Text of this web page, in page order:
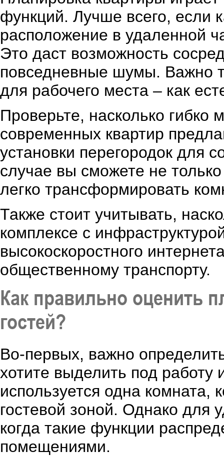
функций. Лучше всего, если
расположение в удаленной
Это даст возможность
повседневные шумы. Важно
для рабочего места – как
Проверьте, насколько
современных квартир
установки перегородок для
случае вы сможете не
легко трансформировать
Также стоит учитывать,
комплексе с
высокоскоростного
общественному транспорту.
Как правильно оценить
гостей?
Во-первых, важно
хотите выделить под работу
используется одна комната,
гостевой зоной. Однако для
когда такие функции
помещениями.